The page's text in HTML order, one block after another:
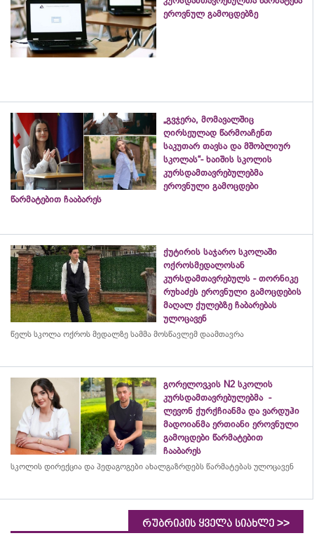
ეროვნულ გამოცდებზე
„გვჯერა, მომავალშიც
ღირსეულად წარმოაჩენთ
საკუთარ თავსა და მშობლიურ
სკოლას“- ხაიშის სკოლის
კურსდამთავრებულებმა
ეროვნული გამოცდები
წარმატებით ჩააბარეს
ქუტირის საჯარო სკოლაში
ოქროსმედალოსან
კურსდამთავრებულს - თორნიკე
რუხაძეს ეროვნული გამოცდების
მაღალ ქულებზე ჩაბარებას
ულოცავენ
წელს სკოლა ოქროს მედალზე სამმა მოსწავლემ დაამთავრა
გორელოვკის N2 სკოლის
კურსდამთავრებულებმა -
ლევონ ქურქჩიანმა და ვარდუჰი
მადოიანმა ერთიანი ეროვნული
გამოცდები წარმატებით
ჩააბარეს
სკოლის დირექცია და პედაგოგები ახალგაზრდებს წარმატებას ულოცავენ
რუბრიკის ყველა სიახლე >>